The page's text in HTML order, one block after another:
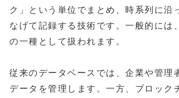
ク」という単位でまとめ、時系列に沿
なげて記録する技術です。一般的には
の一種として扱われます。
従来のデータベースでは、企業や管理
データを管理します。一方、ブロック